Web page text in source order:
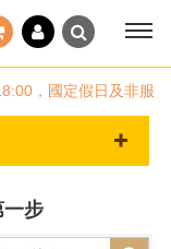
定假日及非服務時
步